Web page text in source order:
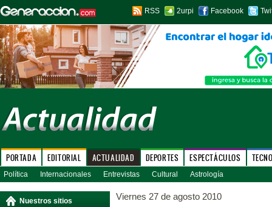
RSS 2urpi Facebook
PORTADA EDITORIAL ACTUALIDAD DEPORTES ESPECTÁCULOS
Política Internacionales Entrevistas Cultural Astrología
Nuestros sitios Viernes 27 de agosto 2010